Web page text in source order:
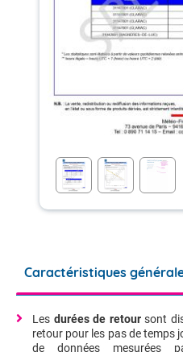
Caractéristiques
Les durées de retoursont
retour pour les pas de temps
de données mesurées